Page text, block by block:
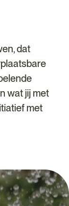
dat
wat jij met
met